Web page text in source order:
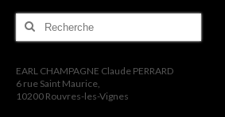
Rechercher
EARL CHAMPAGNE Claude PERRARD
6 rue Saint Maurice,
10200 Rouvres-les-Vignes